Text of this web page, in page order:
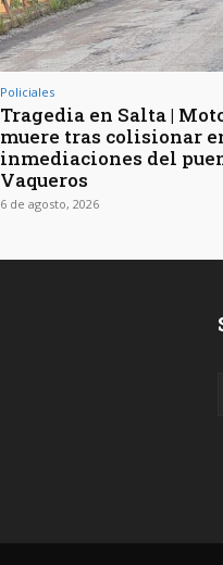
Policiales
Tragedia en Salta |
muere tras colisionar
inmediaciones del
Vaqueros
6 de agosto, 2026